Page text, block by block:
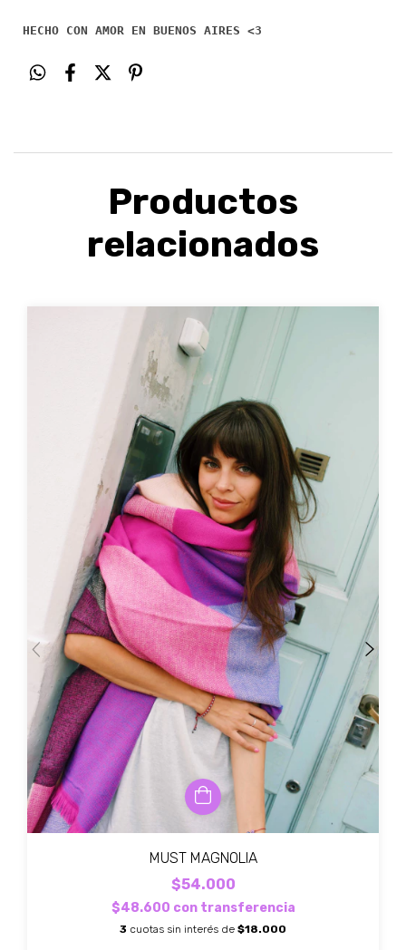
HECHO CON AMOR EN BUENOS AIRES <3
Productos
relacionados
MUST MAGNOLIA
$54.000
$48.600 con transferencia
3 cuotas sin interés de $18.000